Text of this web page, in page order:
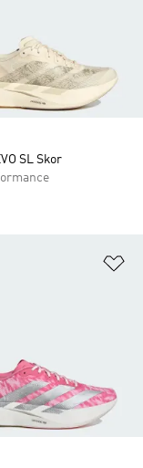
SL Skor